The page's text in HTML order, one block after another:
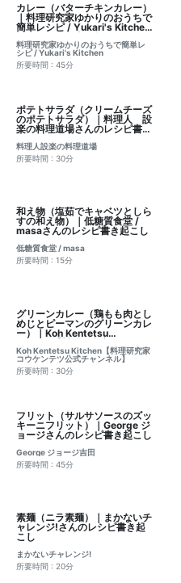
カレー（バターチキンカレー）
｜料理研究家ゆかりのおうちで
簡単レシピ / Yukari's Kitchen
さんのレシピ書き起こし
料理研究家ゆかりのおうちで簡単レ
シピ / Yukari's Kitchen
所要時間 : 45分
ポテトサラダ（クリームチーズ
のポテトサラダ）｜料理人 設
楽の料理道場さんのレシピ書き
料理人設楽の料理道場
所要時間 : 30分
和え物（塩茹でキャベツとしら
すの和え物）｜低糖質食堂 /
masaさんのレシピ書き起こし
低糖質食堂 / masa
所要時間 : 15分
グリーンカレー（鶏もも肉とし
めじとピーマンのグリーンカレ
ー）｜Koh Kentetsu
Kitchen【料理研究家コウケン
テツ公式チャンネル】さんのレ
シピ書き起こし
Koh Kentetsu Kitchen【料理研究家
コウケンテツ公式チャンネル】
所要時間 : 30分
フリット（サルサソースのズッ
キーニフリット）｜George ジ
ョージさんのレシピ書き起こし
George ジョージ吉田
所要時間 : 45分
素麺（ニラ素麺）｜まかないチ
ャレンジ!さんのレシピ書き起
こし
まかないチャレンジ!
所要時間 : 20分